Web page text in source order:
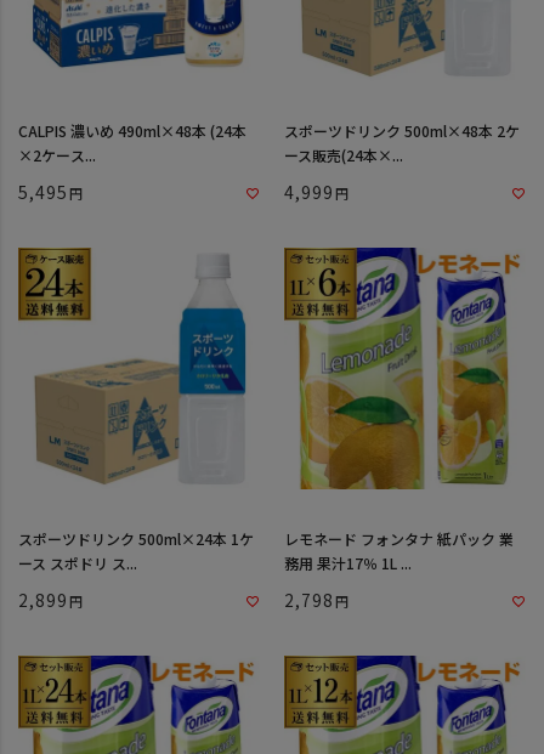
CALPIS 濃いめ 490ml×48本 (24本
×2ケース...
5,495
スポーツドリンク 500ml×48本 2ケ
ース販売(24本×...
4,999
スポーツドリンク 500ml×24本 1ケ
ース スポドリ ス...
2,899
レモネード フォンタナ 紙パック 業
務用 果汁17％ 1L ...
2,798